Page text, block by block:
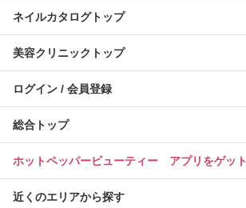
ネイルカタログトップ
美容クリニックトップ
ログイン / 会員登録
総合トップ
ホットペッパービューティー アプリをゲット
近くのエリアから探す